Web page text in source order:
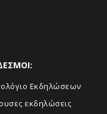
Εκδηλώσεων
εκδηλώσεις